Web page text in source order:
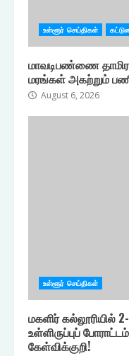
உள்ளூர் செய்திகள்
மாவடிபண்ணை
மரங்கள் அகற்றும்
August 6, 2026
உள்ளூர் செய்திகள்
மகளிர் கல்லூரியில்
உள்ளிருப்புப்
கேள்விக்குறி!